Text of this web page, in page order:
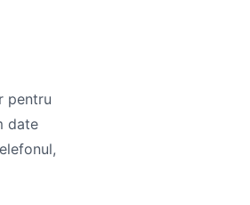
pentru
date